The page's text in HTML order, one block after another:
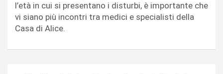
l’età in cui si presentano i disturbi, è importante che
vi siano più incontri tra medici e specialisti della
Casa di Alice.